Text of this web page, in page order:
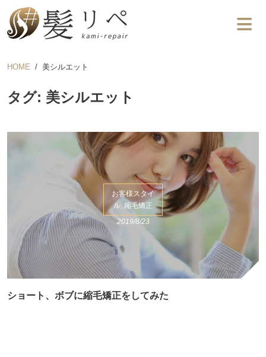
HOME 美シルエット
タグ: 美シルエット
お客様スタイ
ル, 縮毛矯正
2019/8/23
ショート、ボブに縮毛矯正をしてみた